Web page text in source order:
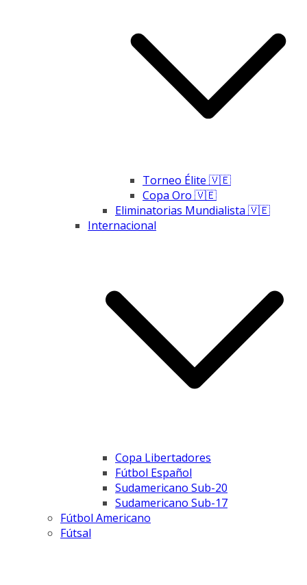
Torneo Élite 🇻🇪
Copa Oro 🇻🇪
Eliminatorias Mundialista 🇻🇪
Internacional
Copa Libertadores
Fútbol Español
Sudamericano Sub-20
Sudamericano Sub-17
Fútbol Americano
Fútsal